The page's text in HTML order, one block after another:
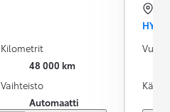
Kilometrit
48 000 km
Vaihteisto
Automaatti